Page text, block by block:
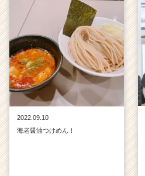
2022.09.10
海老醤油つけめん！